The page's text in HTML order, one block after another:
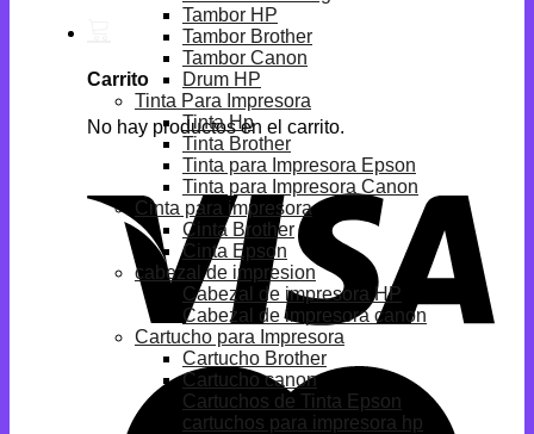
Carrito
No hay productos en el carrito.
Tambor HP
Tambor Brother
Tambor Canon
Drum HP
Tinta Para Impresora
Tinta Hp
Tinta Brother
Tinta para Impresora Epson
Tinta para Impresora Canon
Cinta para impresora
Cinta Brother
Cinta Epson
cabezal de impresion
Cabezal de impresora HP
Cabezal de impresora canon
Cartucho para Impresora
Cartucho Brother
Cartucho canon
Cartuchos de Tinta Epson
cartuchos para impresora hp